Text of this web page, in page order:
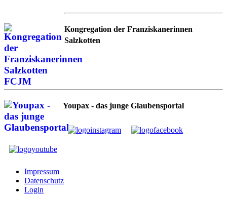
Kongregation der Franziskanerinnen
Salzkotten
Youpax - das junge Glaubensportal
Impressum
Datenschutz
Login